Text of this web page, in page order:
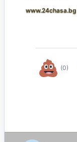
www.24chasa.bg
(0)